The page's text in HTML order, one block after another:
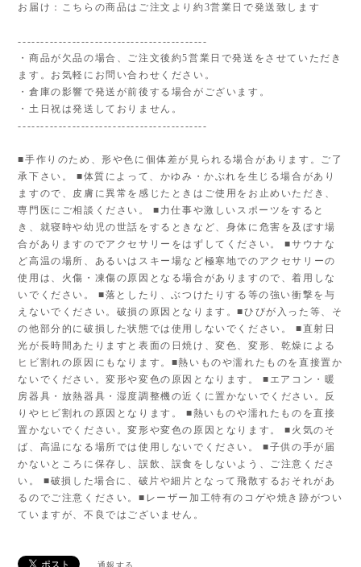
お届け：こちらの商品はご注文より約3営業日で発送致します
------------------------------------------
・商品が欠品の場合、ご注文後約5営業日で発送をさせていただき
ます。お気軽にお問い合わせください。
・倉庫の影響で発送が前後する場合がございます。
・土日祝は発送しておりません。
------------------------------------------
■手作りのため、形や色に個体差が見られる場合があります。ご了
承下さい。 ■体質によって、かゆみ・かぶれを生じる場合があり
ますので、皮膚に異常を感じたときはご使用をお止めいただき、
専門医にご相談ください。 ■力仕事や激しいスポーツをすると
き、就寝時や幼児の世話をするときなど、身体に危害を及ぼす場
合がありますのでアクセサリーをはずしてください。 ■サウナな
ど高温の場所、あるいはスキー場など極寒地でのアクセサリーの
使用は、火傷・凍傷の原因となる場合がありますので、着用しな
いでください。 ■落としたり、ぶつけたりする等の強い衝撃を与
えないでください。破損の原因となります。■ひびが入った等、そ
の他部分的に破損した状態では使用しないでください。 ■直射日
光が長時間あたりますと表面の日焼け、変色、変形、乾燥による
ヒビ割れの原因にもなります。■熱いものや濡れたものを直接置か
ないでください。変形や変色の原因となります。 ■エアコン・暖
房器具・放熱器具・湿度調整機の近くに置かないでください。反
りやヒビ割れの原因となります。 ■熱いものや濡れたものを直接
置かないでください。変形や変色の原因となります。 ■火気のそ
ば、高温になる場所では使用しないでください。 ■子供の手が届
かないところに保存し、誤飲、誤食をしないよう、ご注意くださ
い。 ■破損した場合に、破片や細片となって飛散するおそれがあ
るのでご注意ください。■レーザー加工特有のコゲや焼き跡がつい
ていますが、不良ではございません。
通報する